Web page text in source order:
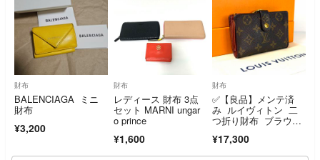
財布
BALENCIAGA ミニ
財布
¥3,200
財布
レディース 財布 3点
セット MARNI ungar
o prince
¥1,600
財布
✅【良品】メンテ済
み ルイヴィトン 二
つ折り財布 ブラウ
エノワ LOUIS VUITT
ON がま口 コンパク
¥17,300